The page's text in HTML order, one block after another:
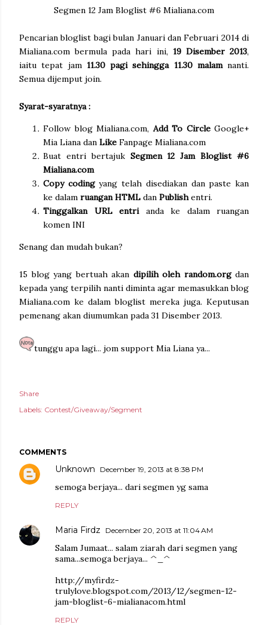
Segmen 12 Jam Bloglist #6 Mialiana.com
Pencarian bloglist bagi bulan Januari dan Februari 2014 di
Mialiana.com bermula pada hari ini, 19 Disember 2013,
iaitu tepat jam 11.30 pagi sehingga 11.30 malamnanti.
Semua dijemput join.
Syarat-syaratnya :
Follow blog Mialiana.com, Add To CircleGoogle+
Mia Liana dan Like Fanpage Mialiana.com
Buat entri bertajuk Segmen 12 Jam Bloglist #6
Mialiana.com
Copy codingyang telah disediakan dan paste kan
ke dalam ruangan HTML dan Publishentri.
Tinggalkan URL entrianda ke dalam ruangan
komen INI
Senang dan mudah bukan?
15 blog yang bertuah akan dipilih oleh random.orgdan
kepada yang terpilih nanti diminta agar memasukkan blog
Mialiana.com ke dalam bloglist mereka juga. Keputusan
pemenang akan diumumkan pada 31 Disember 2013.
tunggu apa lagi... jom support Mia Liana ya...
Share
Labels: Contest/Giveaway/Segment
COMMENTS
Unknown December 19, 2013 at 8:38 PM
semoga berjaya... dari segmen yg sama
REPLY
Maria Firdz December 20, 2013 at 11:04 AM
Salam Jumaat... salam ziarah dari segmen yang
sama...semoga berjaya... ^_^
http://myfirdz-
trulylove.blogspot.com/2013/12/segmen-12-
jam-bloglist-6-mialianacom.html
REPLY